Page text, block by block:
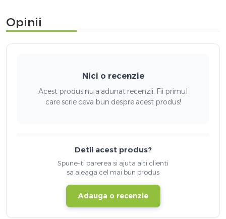
Opinii
Nici o recenzie
Acest produs nu a adunat recenzii. Fii primul
care scrie ceva bun despre acest produs!
Detii acest produs?
Spune-ti parerea si ajuta alti clienti
sa aleaga cel mai bun produs
Adauga o recenzie